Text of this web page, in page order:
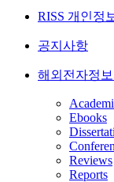
RISS 개인정
공지사항
해외전자정
Ebooks
Reviews
Reports